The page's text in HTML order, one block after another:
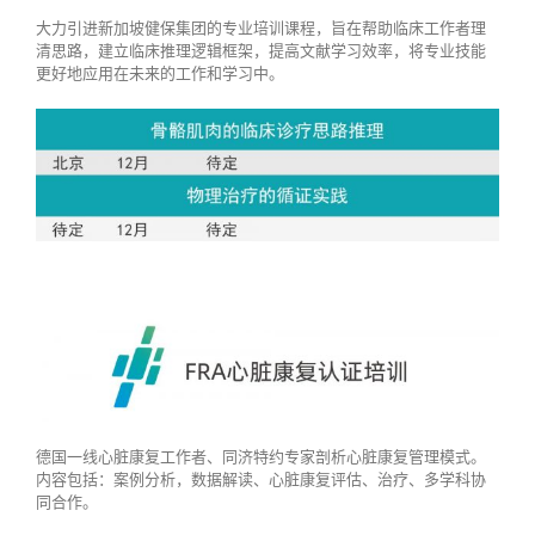
大力引进新加坡健保集团的专业培训课程，旨在帮助临床工作者理
清思路，建立临床推理逻辑框架，提高文献学习效率，将专业技能
更好地应用在未来的工作和学习中。
德国一线心脏康复工作者、同济特约专家剖析心脏康复管理模式。
内容包括：案例分析，数据解读、心脏康复评估、治疗、多学科协
同合作。